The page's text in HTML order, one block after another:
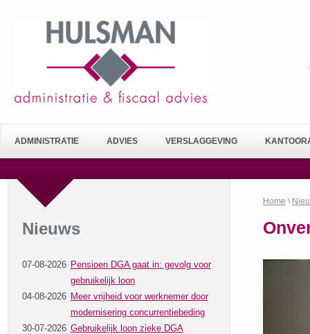
ADMINISTRATIE ADVIES VERSLAGGEVING
Nieuws
07-08-2026 Pensioen DGA gaat in: gevolg voor
gebruikelijk loon
04-08-2026 Meer vrijheid voor werknemer door
modernisering concurrentiebeding
30-07-2026 Gebruikelijk loon zieke DGA
Home \